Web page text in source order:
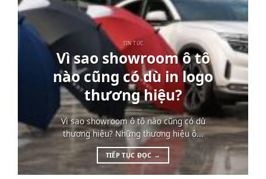
TIN TỨC
Vì sao showroom ô tô
nào cũng có dù in logo
thương hiệu?
Vì sao showroom ô tô nào cũng có dù
thương hiệu? Những thương hiệu ô...
TIẾP TỤC ĐỌC →